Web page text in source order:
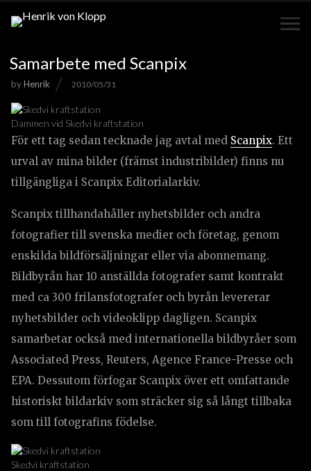
Samarbete med Scanpix
byHenrik 2010/05/31
Dammen vid Skedvi kraftstation
För ett tag sedan tecknade jag avtal med Scanpix. Ett
urval av mina bilder (främst industribilder) finns nu
tillgängliga i Scanpix Editorialarkiv.
Scanpix tillhandahåller nyhetsbilder och andra
fotografier till svenska medier och företag, genom
enskilda bildförsäljningar eller via abonnemang.
Bildbyrån har 10 anställda fotografer samt kontrakt
med ca 300 frilansfotografer och byrån levererar
nyhetsbilder och videoklipp dagligen. Scanpix
samarbetar också med internationella bildbyråer som
Associated Press, Reuters, Agence France-Presse och
EPA. Dessutom förfogar Scanpix över ett omfattande
historiskt bildarkiv som sträcker sig så långt tillbaka
som till fotografins födelse.
Skedvi kraftstation